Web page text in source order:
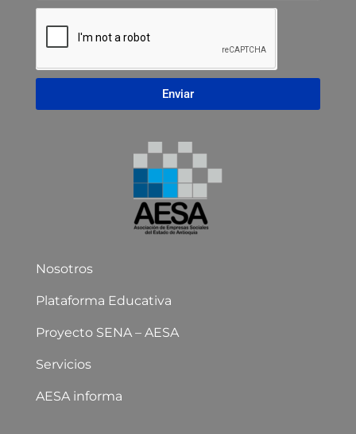
Enviar
Nosotros
Plataforma Educativa
Proyecto SENA – AESA
Servicios
AESA informa